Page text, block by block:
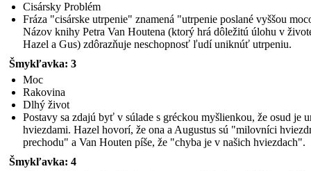
Cisársky Problém
Fráza "cisárske utrpenie" znamená "utrpenie poslané vyššou
Názov knihy Petra Van Houtena (ktorý hrá dôležitú úlohu v
Hazel a Gus) zdôrazňuje neschopnosť ľudí uniknúť utrpeniu.
Šmykľavka: 3
Moc
Rakovina
Dlhý život
Postavy sa zdajú byť v súlade s gréckou myšlienkou, že osud je
hviezdami. Hazel hovorí, že ona a Augustus sú "milovníci
prechodu" a Van Houten píše, že "chyba je v našich hviezdach".
Šmykľavka: 4